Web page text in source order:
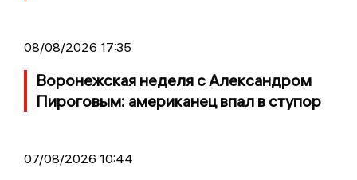
08/08/2026 17:35
Воронежская неделя с Александром
Пироговым: американец впал в ступор
07/08/2026 10:44